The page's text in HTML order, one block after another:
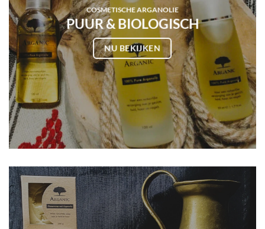
COSMETISCHE ARGANOLIE
PUUR & BIOLOGISCH
NU BEKIJKEN